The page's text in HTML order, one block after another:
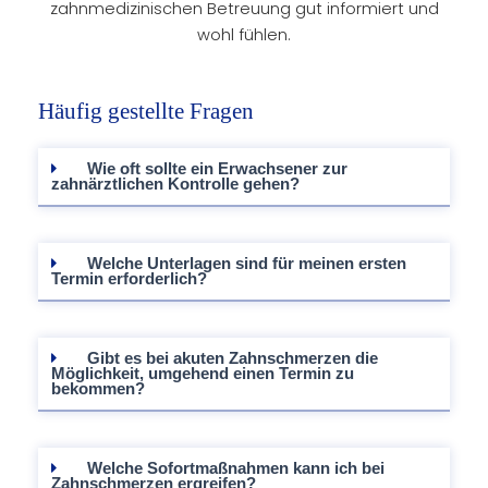
zahnmedizinischen Betreuung gut informiert und
wohl fühlen.
Häufig gestellte Fragen
Wie oft sollte ein Erwachsener zur
zahnärztlichen Kontrolle gehen?
Welche Unterlagen sind für meinen ersten
Termin erforderlich?
Gibt es bei akuten Zahnschmerzen die
Möglichkeit, umgehend einen Termin zu
bekommen?
Welche Sofortmaßnahmen kann ich bei
Zahnschmerzen ergreifen?